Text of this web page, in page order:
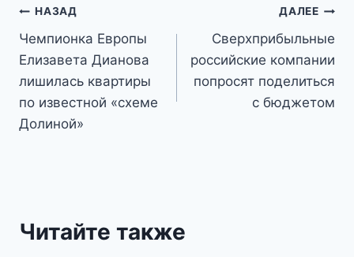
Навигация
по
записям
НАЗАД
Чемпионка Европы
Елизавета Дианова
лишилась квартиры
по известной «схеме
Долиной»
ДАЛЕЕ
Сверхприбыльные
российские компании
попросят поделиться
с бюджетом
Читайте также